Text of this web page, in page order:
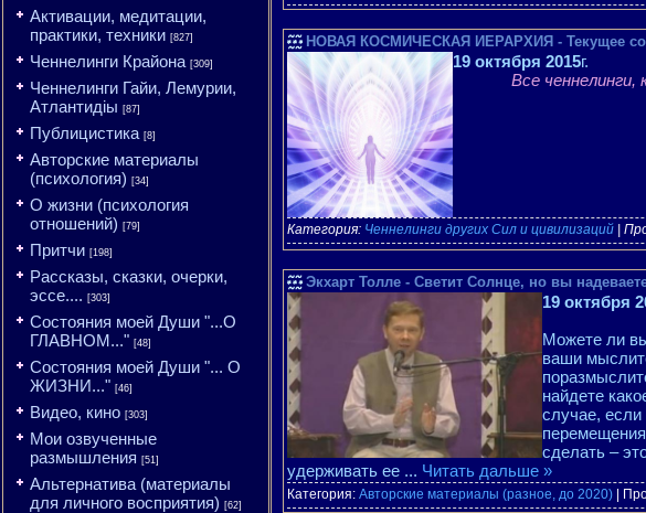
Активации, медитации,
практики, техники [827]
Ченнелинги Крайона [309]
Ченнелинги Гайи, Лемурии,
Атлантидіы [87]
Публицистика [8]
Авторские материалы
(психология) [34]
О жизни (психология
отношений) [79]
Притчи [198]
Рассказы, сказки, очерки,
эссе.... [303]
Состояния моей Души "...О
ГЛАВНОМ..." [48]
Состояния моей Души "... О
ЖИЗНИ..." [46]
Видео, кино [303]
Мои озвученные
размышления [51]
Альтернатива (материалы
для личного восприятия) [62]
НОВАЯ КОСМИЧЕСКАЯ ИЕРАРХИЯ - Текущее
19 октября 2015
Все
Категория: Ченнелинги других Сил и цивилизаций |
Экхарт Толле - Светит Солнце, но вы
19 октября
Можете ли
ваши
найдете
случае,
сделать –
удерживать ее ... Читать дальше »
Категория: Авторские материалы (разное, до 2020) |